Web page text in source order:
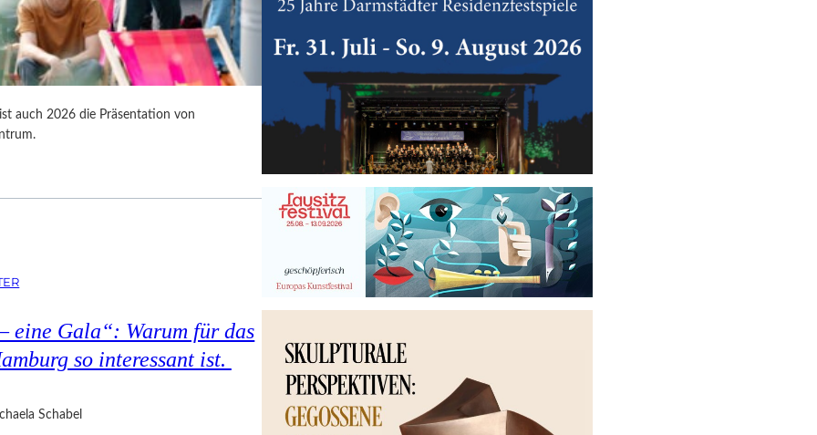
auch 2026 die Präsentation von
eine Gala“: Warum für das
so interessant ist.
Schabel